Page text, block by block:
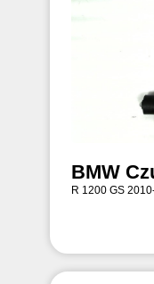
BMW
R 1200 GS